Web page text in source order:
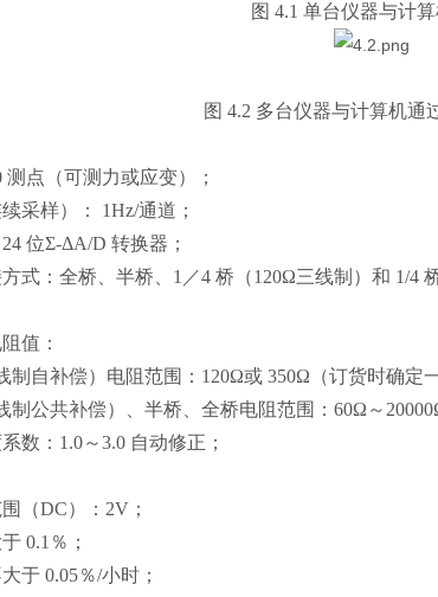
图 4.1 单台仪器与计
图 4.2 多台仪器与计算机通
测点（可测力或应变）；
采样）： 1Hz/通道；
位Σ-ΔA/D 转换器；
式：全桥、半桥、1／4 桥（120Ω三线制）和 1/4
值：
制自补偿）电阻范围：120Ω或 350Ω（订货时确定
制公共补偿）、半桥、全桥电阻范围：60Ω～
数：1.0～3.0 自动修正；
（DC）：2V；
0.1％；
于 0.05％/小时；